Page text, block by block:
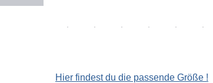
Hier findest du die passende Größe !